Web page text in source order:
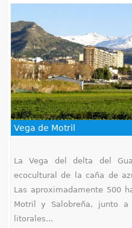
Vega de Motril
La Vega del delta del
ecocultural de la caña de
Las aproximadamente 500
Motril y Salobreña, junto
litorales...